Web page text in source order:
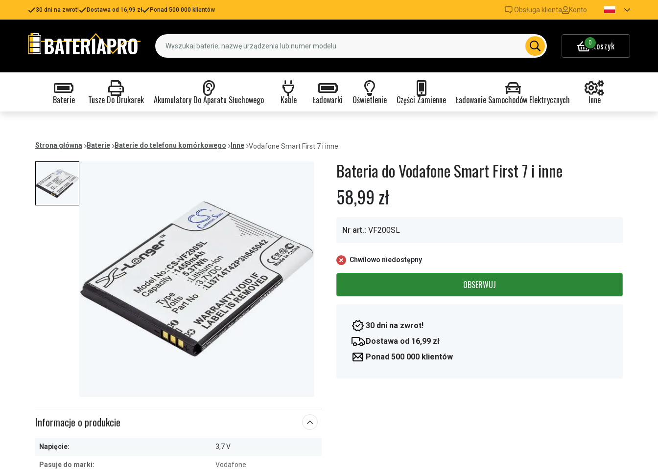
30 dni na zwrot! Dostawa od 16,99 zł Ponad 500 000 klientów Obsługa klienta Konto
0Koszyk
Baterie Tusze Do Drukarek Akumulatory Do Aparatu Słuchowego Kable Ładowarki Oświetlenie Części Zamienne Ładowanie Samochodów Elektrycznych Inne
Strona główna Baterie Baterie do telefonu komórkowego Inne Vodafone Smart First 7 i inne
of
Informacje o produkcie
Napięcie: 3,7 V
Pasuje do marki: Vodafone
Bateria do Vodafone Smart First 7 i inne
58,99 zł
Nr art.: VF200SL
Chwilowo niedostępny
OBSERWUJ
30 dni na zwrot!
Dostawa od 16,99 zł
Ponad 500 000 klientów